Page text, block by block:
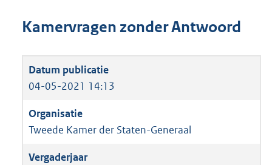
Kamervragen zonder Antwoord
04-05-2021 14:13
Tweede Kamer der Staten-Generaal